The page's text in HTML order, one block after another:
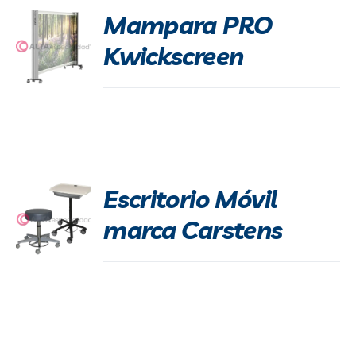
Mampara PRO
Kwickscreen
Escritorio Móvil
marca Carstens